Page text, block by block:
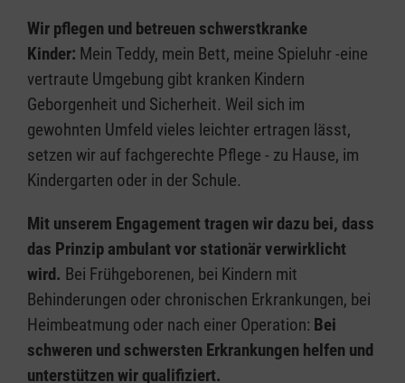
Wir pflegen und betreuen schwerstkranke
Kinder: Mein Teddy, mein Bett, meine Spieluhr -eine
vertraute Umgebung gibt kranken Kindern
Geborgenheit und Sicherheit. Weil sich im
gewohnten Umfeld vieles leichter ertragen lässt,
setzen wir auf fachgerechte Pflege - zu Hause, im
Kindergarten oder in der Schule.
Mit unserem Engagement tragen wir dazu bei, dass
das Prinzip ambulant vor stationär verwirklicht
wird. Bei Frühgeborenen, bei Kindern mit
Behinderungen oder chronischen Erkrankungen, bei
Heimbeatmung oder nach einer Operation: Bei
schweren und schwersten Erkrankungen helfen und
unterstützen wir qualifiziert.